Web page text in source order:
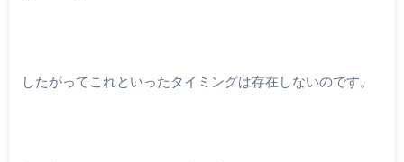
したがってこれといったタイミングは存在しないのです。